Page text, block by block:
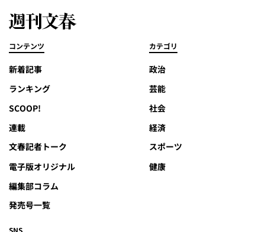
コンテンツ
新着記事
ランキング
SCOOP!
連載
文春記者トーク
電子版オリジナル
編集部コラム
発売号一覧
カテゴリ
政治
芸能
社会
経済
スポーツ
健康